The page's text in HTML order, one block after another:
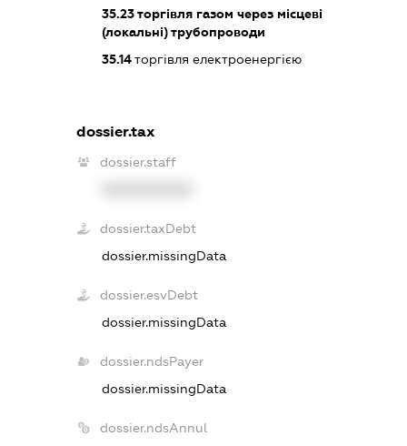
35.23торгівля газом через місцеві
(локальні) трубопроводи
35.14торгівля електроенергією
dossier.tax
dossier.staff
dossier.taxDebt
dossier.missingData
dossier.esvDebt
dossier.missingData
dossier.ndsPayer
dossier.missingData
dossier.ndsAnnul